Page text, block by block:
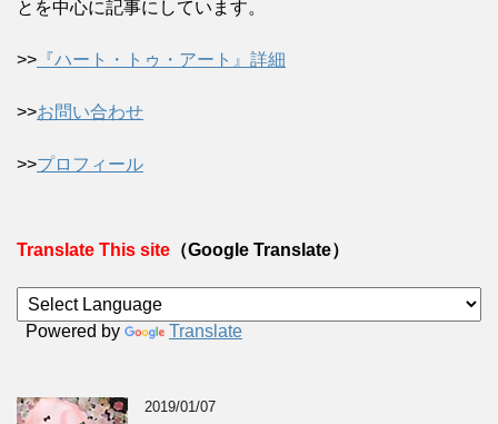
とを中心に記事にしています。
>> 『ハート・トゥ・アート』詳細
>>お問い合わせ
>>プロフィール
Translate This site （Google Translate）
Powered by Translate
2019/01/07